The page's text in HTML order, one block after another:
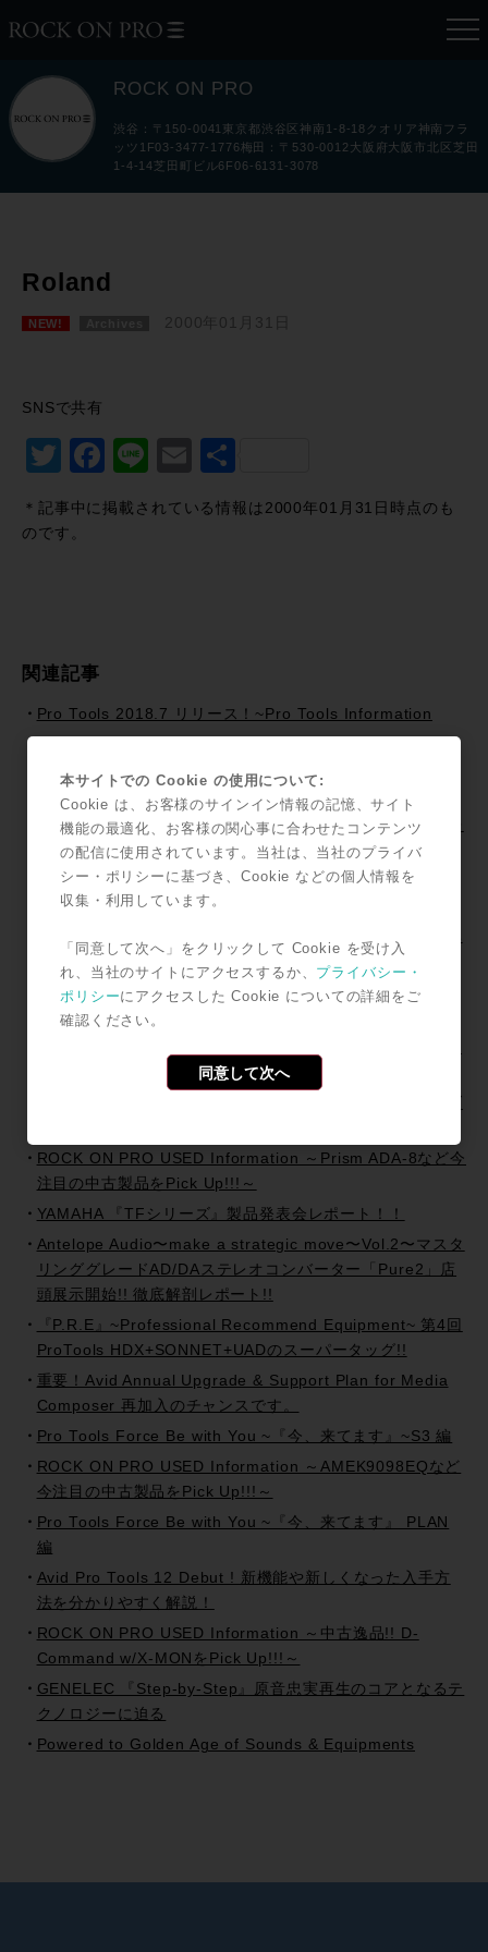
ROCK ON PRO
渋谷：〒150-0041東京都渋谷区神南1-8-18クオリア神南フラ
ッツ1F03-3477-1776梅田：〒530-0012大阪府大阪市北区芝田
1-4-14芝田町ビル6F06-6131-3078
Roland
NEW! 2000年01月31日
SNSで共有
Twitter
Facebook
LineEmail
＊記事中に掲載されている情報は2000年01月31日時点のも
のです。
関連記事
Pro Tools 2018.7 リリース！~Pro Tools Information
ロール（日本語字幕版）」がYouTubeに追加！
Pro Tools HD Premium I/O Promotion~Focusrite~ !!
HDX Systemと対応I/Oを購入でスペシャルバンドル＆プレ
ゼント!!
JPPA / iZotope RXハンズオン・セミナー2017年も開催で
す!!
ませんか？『Track Maker Studio Desk』
Avid Creative Space Presents「Step Up! このProTools
現場テクニックを活用だ。」セミナー開催!!
ROCK ON PRO USED Information ～Prism ADA-8など今
注目の中古製品をPick Up!!!～
YAMAHA 『TFシリーズ』製品発表会レポート！！
Antelope Audio〜make a strategic move〜Vol.2〜マスタ
リンググレードAD/DAステレオコンバーター「Pure2」店
頭展示開始!! 徹底解剖レポート!!
『P.R.E』~Professional Recommend Equipment~ 第4回
ProTools HDX+SONNET+UADのスーパータッグ!!
重要！Avid Annual Upgrade & Support Plan for Media
Composer 再加入のチャンスです。
Pro Tools Force Be with You ~『今、来てます』~S3 編
ROCK ON PRO USED Information ～AMEK9098EQなど
今注目の中古製品をPick Up!!!～
Pro Tools Force Be with You ~『今、来てます』 PLAN
編
Avid Pro Tools 12 Debut ! 新機能や新しくなった入手方
法を分かりやすく解説！
ROCK ON PRO USED Information ～中古逸品!! D-
Command w/X-MONをPick Up!!!～
GENELEC 『Step-by-Step』原音忠実再生のコアとなるテ
クノロジーに迫る
Powered to Golden Age of Sounds & Equipments
本サイトでの Cookie の使用について:
Cookie は、お客様のサインイン情報の記憶、サイト
機能の最適化、お客様の関心事に合わせたコンテンツ
の配信に使用されています。当社は、当社のプライバ
シー・ポリシーに基づき、Cookie などの個人情報を
収集・利用しています。
「同意して次へ」をクリックして Cookie を受け入
れ、当社のサイトにアクセスするか、 プライバシー・
ポリシーにアクセスした Cookie についての詳細をご
確認ください。
同意して次へ